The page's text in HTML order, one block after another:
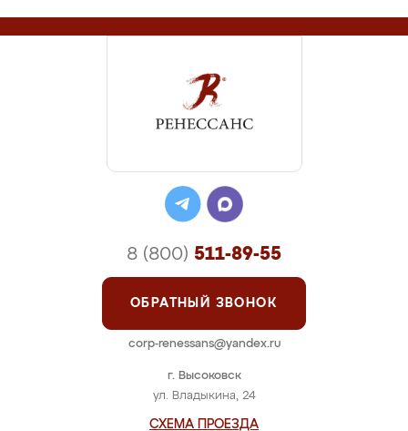
г. Высоковск
ул. Владыкина, 24
СХЕМА ПРОЕЗДА
8 (800) 511-89-55
ОБРАТНЫЙ ЗВОНОК
corp-renessans@yandex.ru